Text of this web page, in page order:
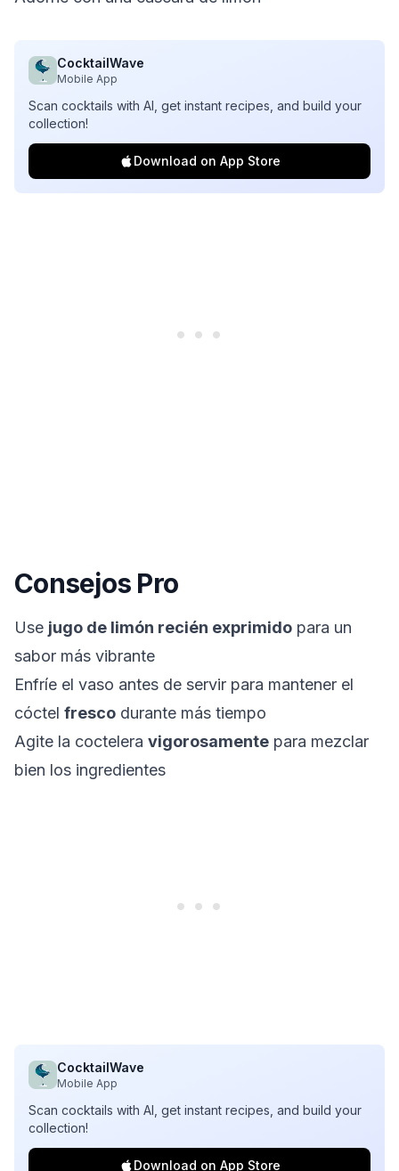
CocktailWave
Mobile App
Scan cocktails with AI, get instant recipes, and build your
collection!
Download on App Store
Consejos Pro
Use jugo de limón recién exprimido para un
sabor más vibrante
Enfríe el vaso antes de servir para mantener el
cóctel fresco durante más tiempo
Agite la coctelera vigorosamente para mezclar
bien los ingredientes
CocktailWave
Mobile App
Scan cocktails with AI, get instant recipes, and build your
collection!
Download on App Store